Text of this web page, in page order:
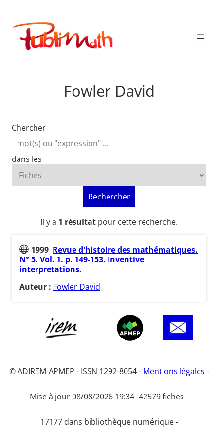
contenu
Publimath
Fowler David
Chercher
dans les
Rechercher
Il y a 1 résultat pour cette recherche.
1999 Revue d'histoire des mathématiques.
N° 5. Vol. 1. p. 149-153. Inventive
interpretations.
Auteur : Fowler David
© ADIREM-APMEP - ISSN 1292-8054 - Mentions légales -
Mise à jour 08/08/2026 19:34 -42579 fiches -
17177 dans bibliothèque numérique -